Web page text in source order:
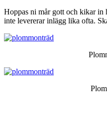
Hoppas ni mår gott och kikar in
inte levererar inlägg lika ofta.